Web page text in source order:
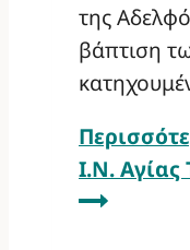
της
βάπτιση
Ι.Ν.